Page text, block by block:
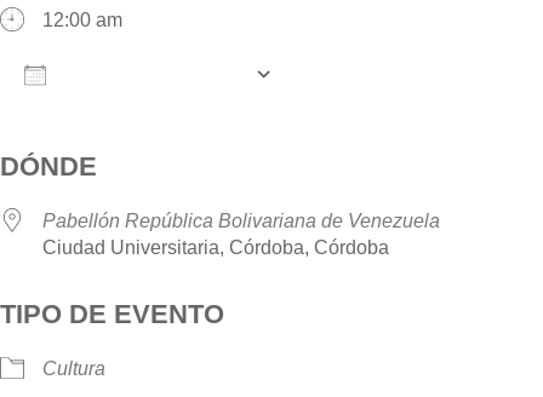
12:00 am
DÓNDE
Pabellón República Bolivariana de Venezuela
Ciudad Universitaria, Córdoba, Córdoba
TIPO DE EVENTO
Cultura